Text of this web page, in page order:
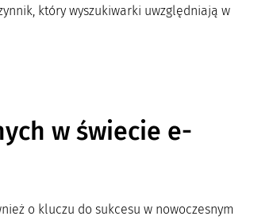
który wyszukiwarki uwzględniają w
w świecie e-
o kluczu do sukcesu w nowoczesnym